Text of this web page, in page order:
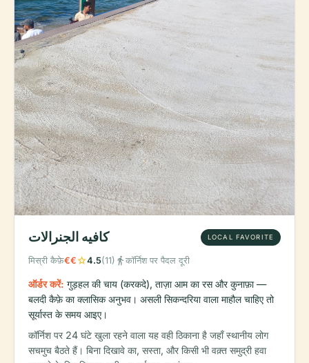
كافيه الجنرالات LOCAL FAVORITE
मिस्री कैफ़े€€star4.5(11) directions_walk कॉर्निश पर पैदल दूरी
ऑर्डर करें: गुड़हल की चाय (करकदे), ताज़ा आम का रस और कुनाफ़ा —
बलदी कैफ़े का क्लासिक अनुभव। असली सिकन्दरिया वाला माहौल चाहिए तो
सूर्यास्त के समय आइए।
कॉर्निश पर 24 घंटे खुला रहने वाला यह वही ठिकाना है जहाँ स्थानीय लोग
सचमुच बैठते हैं। बिना दिखावे का, सस्ता, और किसी भी वक़्त समुद्री हवा